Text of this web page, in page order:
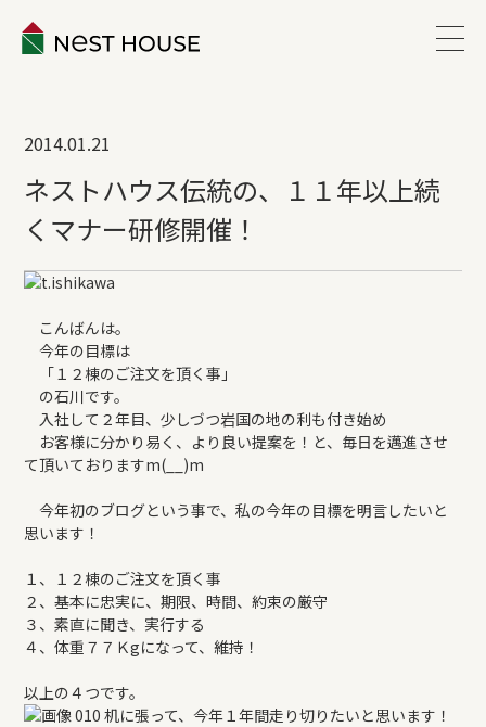
ABOUT
WORKS
VOICE
ESTATE
REFORM
BLOG
COMPANY
2014.01.21
ネストハウス伝統の、１１年以上続
くマナー研修開催！
こんばんは。
今年の目標は
「１２棟のご注文を頂く事」
の石川です。
入社して２年目、少しづつ岩国の地の利も付き始め
お客様に分かり易く、より良い提案を！と、毎日を邁進させ
て頂いておりますm(__)m
今年初のブログという事で、私の今年の目標を明言したいと
思います！
１、１２棟のご注文を頂く事
２、基本に忠実に、期限、時間、約束の厳守
３、素直に聞き、実行する
４、体重７７Ｋgになって、維持！
以上の４つです。
机に張って、今年１年間走り切りたいと思います！